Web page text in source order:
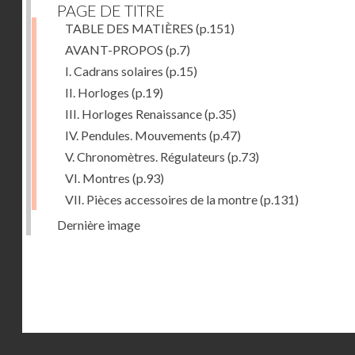
PAGE DE TITRE
TABLE DES MATIÈRES (p.151)
AVANT-PROPOS (p.7)
I. Cadrans solaires (p.15)
II. Horloges (p.19)
III. Horloges Renaissance(p.35)
IV. Pendules. Mouvements (p.47)
V. Chronomètres. Régulateurs (p.73)
VI. Montres (p.93)
VII. Pièces accessoires de la montre(p.131)
Dernière image